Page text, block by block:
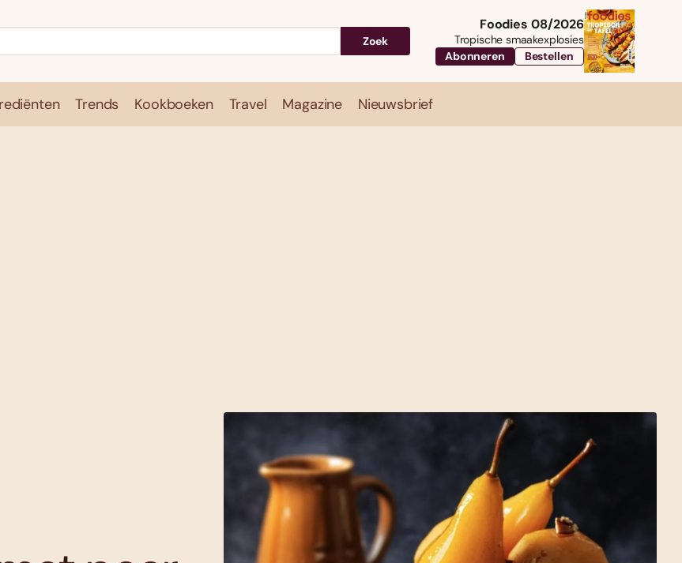
Zoek
Foodies 08/2026
Tropische smaakexplosies
Abonneren
Bestellen
Trends Kookboeken Travel Magazine Nieuwsbrief